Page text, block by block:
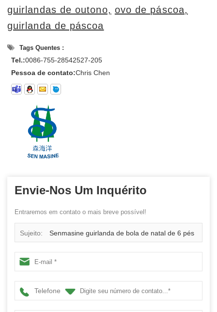
guirlandas de outono, ovo de páscoa,
guirlanda de páscoa
Tags Quentes :
Tel.:0086-755-28542527-205
Pessoa de contato:Chris Chen
Envie-Nos Um Inquérito
Entraremos em contato o mais breve possível!
Sujeito: Senmasine guirlanda de bola de natal de 6 pés
para decoração suspensa da porta da frente de Natal
enfeites mistos azul cinza enfeites
Telefone